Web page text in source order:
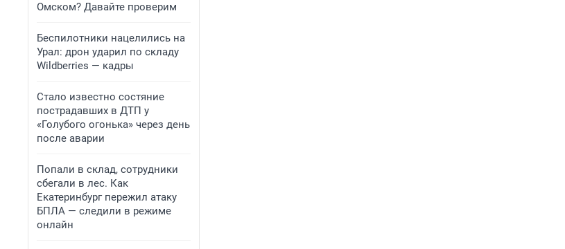
Омском? Давайте проверим
Беспилотники нацелились на
Урал: дрон ударил по складу
Wildberries — кадры
Стало известно состяние
пострадавших в ДТП у
«Голубого огонька» через день
после аварии
Попали в склад, сотрудники
сбегали в лес. Как
Екатеринбург пережил атаку
БПЛА — следили в режиме
онлайн